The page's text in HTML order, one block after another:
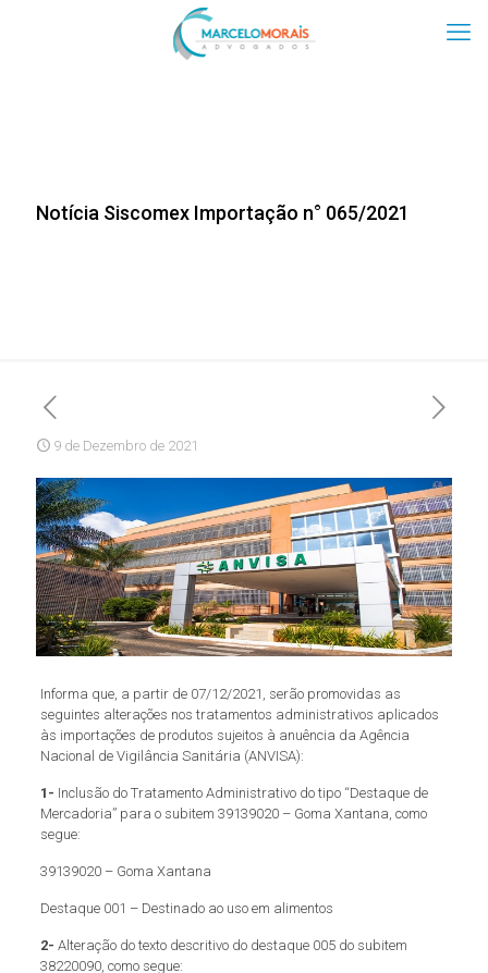
Notícia Siscomex Importação n° 065/2021
9 de Dezembro de 2021
Informa que, a partir de 07/12/2021, serão promovidas as
seguintes alterações nos tratamentos administrativos aplicados
às importações de produtos sujeitos à anuência da Agência
Nacional de Vigilância Sanitária (ANVISA):
1- Inclusão do Tratamento Administrativo do tipo “Destaque de
Mercadoria” para o subitem 39139020 – Goma Xantana, como
segue:
39139020 – Goma Xantana
Destaque 001 – Destinado ao uso em alimentos
2- Alteração do texto descritivo do destaque 005 do subitem
38220090, como segue: